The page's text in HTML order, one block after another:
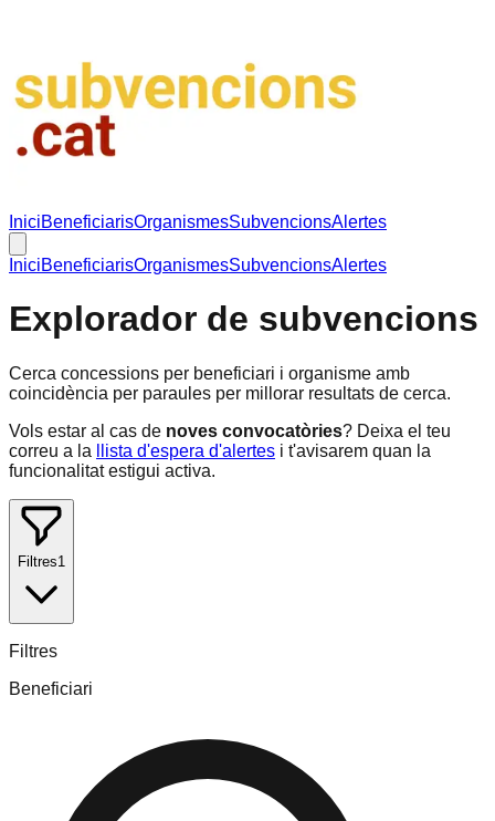
IniciBeneficiarisOrganismesSubvencionsAlertes
IniciBeneficiarisOrganismesSubvencionsAlertes
Explorador de subvencions
Cerca concessions per beneficiari i organisme amb
coincidència per paraules per millorar resultats de cerca.
Vols estar al cas de noves convocatòries? Deixa el teu
correu a la
llista d'espera d'alertes i t'avisarem quan la
funcionalitat estigui activa.
Filtres1
Filtres
Beneficiari